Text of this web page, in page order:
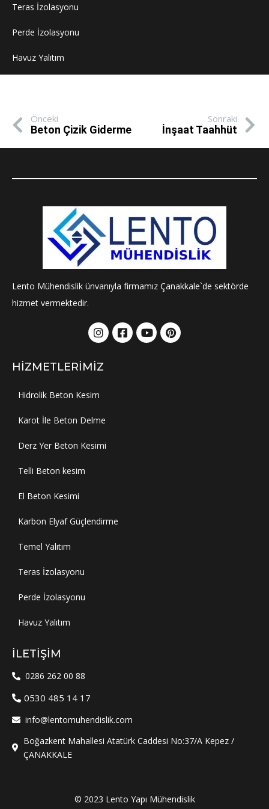
Teras İzolasyonu
Perde İzolasyonu
Havuz Yalıtım
Önceki
Beton Çizik Giderme
Sonraki
İnşaat Taahhüt
Lento Mühendislik ünvanıyla firmamız Çanakkale`de sektörde
hizmet vermektedir.
HIZMETLERIMIZ
Hidrolik Beton Kesim
Karot İle Beton Delme
Derz Yer Beton Kesimi
Telli Beton kesim
El Beton Kesimi
Karbon Elyaf Güçlendirme
Temel Yalıtım
Teras İzolasyonu
Perde İzolasyonu
Havuz Yalıtım
İLETIŞIM
0286 262 00 88
0530 485 14 17
info@lentomuhendislik.com
Boğazkent Mahallesi Atatürk Caddesi No:37/A Kepez /
ÇANAKKALE
© 2023 Lento Yapı Mühendislik